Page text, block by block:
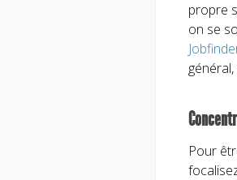
propre
on se
Pour